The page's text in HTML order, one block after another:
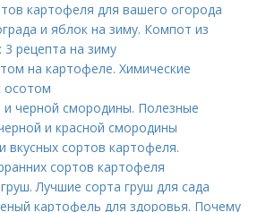
картофеля для вашего огорода
и яблок на зиму. Компот из
3 рецепта на зиму
на картофеле. Химические
осотом
и черной смородины. Полезные
и красной смородины
вкусных сортов картофеля.
сортов картофеля
Лучшие сорта груш для сада
картофель для здоровья. Почему